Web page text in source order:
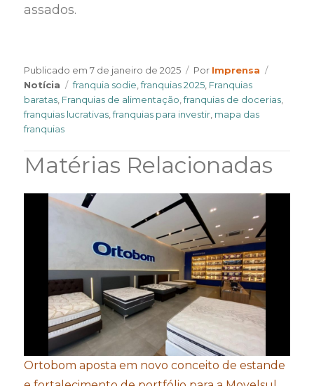
assados.
Publicado em7 de janeiro de 2025 Por Author
Imprensa
Notícia
Tags
franquia sodie ,franquias 2025 Franquias
baratas Franquias de alimentação ,franquias de docerias
franquias lucrativas ,franquias para investir mapa das
franquias
Matérias Relacionadas
Ortobom aposta em novo conceito de estande